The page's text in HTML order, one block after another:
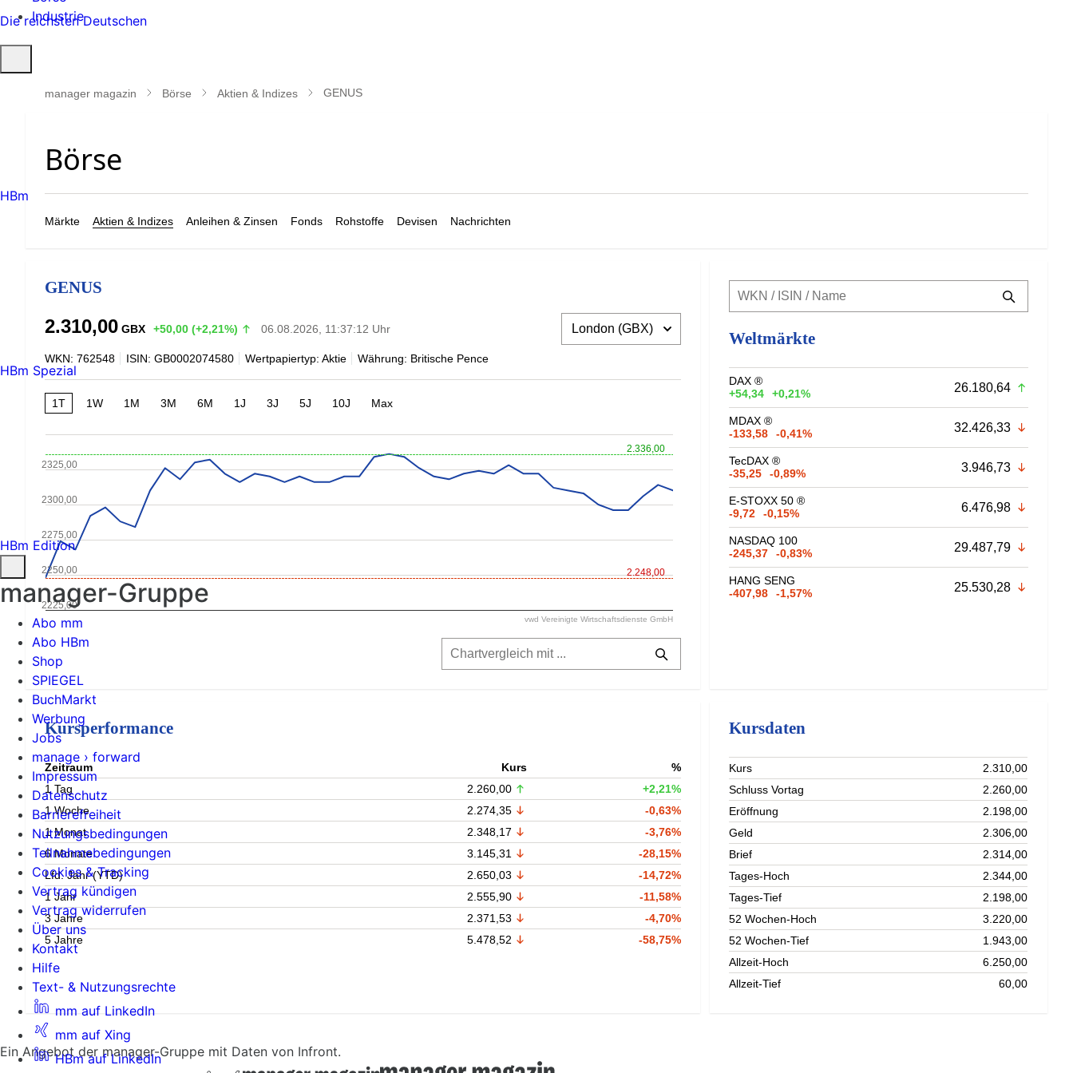
Industrie
öffnen
manager magazin Börse Aktien & Indizes GENUS
Märkte Aktien & Indizes Anleihen & Zinsen Fonds Rohstoffe Devisen Nachrichten
GENUS
2.310,00 GBX +50,00 (+2,21%) 06.08.2026, 11:37:12 Uhr
WKN: 762548 ISIN: GB0002074580 Wertpapiertyp: Aktie Währung: Britische Pence
1T 1W 1M 3M 6M 1J 3J 5J 10J Max
2.336,00
2.248,00
2225,00
2250,00
2275,00
2300,00
2325,00
vwd Vereinigte Wirtschaftsdienste GmbH
Weltmärkte
DAX ®
+54,34
+0,21% 26.180,64
MDAX ®
-133,58
-0,41% 32.426,33
TecDAX ®
-35,25
-0,89% 3.946,73
E-STOXX 50 ®
-9,72
-0,15% 6.476,98
NASDAQ 100
-245,37
-0,83% 29.487,79
HANG SENG
-407,98
-1,57% 25.530,28
Kursperformance
Zeitraum Kurs
%
1 Tag
2.260,00
+2,21%
1 Woche
2.274,35
-0,63%
1 Monat
2.348,17
-3,76%
6 Monate
3.145,31
-28,15%
Lfd. Jahr (YTD)
2.650,03
-14,72%
1 Jahr
2.555,90
-11,58%
3 Jahre
2.371,53
-4,70%
5 Jahre
5.478,52 -58,75%
Kursdaten
Kurs
2.310,00
Schluss Vortag
2.260,00
Eröffnung
2.198,00
Geld
2.306,00
Brief
2.314,00
Tages-Hoch
2.344,00
Tages-Tief
2.198,00
52 Wochen-Hoch
3.220,00
52 Wochen-Tief
1.943,00
Allzeit-Hoch
6.250,00
Allzeit-Tief
60,00
Ein Angebot der manager-Gruppe mit Daten von Infront.
Die reichsten Deutschen
HBm
HBm Spezial
HBm Edition
manager-Gruppe
Abo mm
Abo HBm
Shop
SPIEGEL
BuchMarkt
Werbung
Jobs
manage › forward
Impressum
Datenschutz
Barrierefreiheit
Nutzungsbedingungen
Teilnahmebedingungen
Cookies & Tracking
Vertrag kündigen
Vertrag widerrufen
Über uns
Kontakt
Hilfe
Text- & Nutzungsrechte
mm auf LinkedIn
mm auf Xing
HBm auf LinkedIn